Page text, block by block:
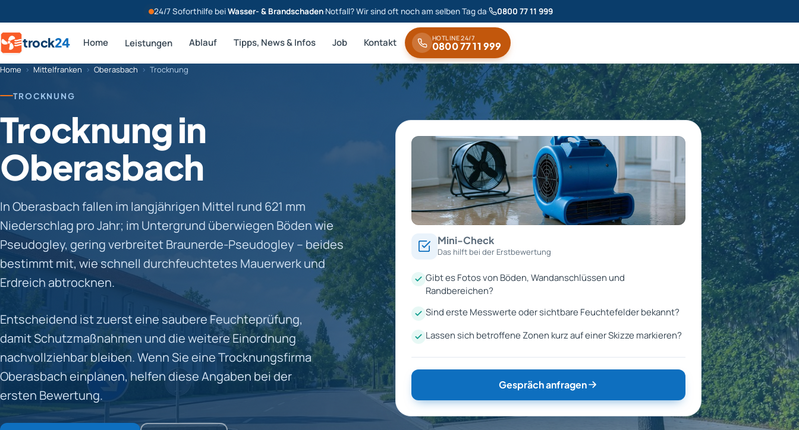
24/7 Soforthilfe beiWasser- & Brandschaden·Notfall? Wir sind oft noch am selben Tag da· 0800 77 11 999
trock24 Home Leistungen Ablauf Tipps, News & Infos Job Kontakt HOTLINE 24/7
0800 77 11 999
Home › Mittelfranken › Oberasbach › Trocknung
TROCKNUNG
Trocknung in
Oberasbach
In Oberasbach fallen im langjährigen Mittel rund 621 mm
Niederschlag pro Jahr; im Untergrund überwiegen Böden wie
Pseudogley, gering verbreitet Braunerde-Pseudogley – beides
bestimmt mit, wie schnell durchfeuchtetes Mauerwerk und
Erdreich abtrocknen.
Entscheidend ist zuerst eine saubere Feuchteprüfung,
damit Schutzmaßnahmen und die weitere Einordnung
nachvollziehbar bleiben. Wenn Sie eine Trocknungsfirma
Oberasbach einplanen, helfen diese Angaben bei der
ersten Bewertung.
Mini-Check
Das hilft bei der Erstbewertung
Gibt es Fotos von Böden, Wandanschlüssen und
Randbereichen?
Sind erste Messwerte oder sichtbare Feuchtefelder bekannt?
Lassen sich betroffene Zonen kurz auf einer Skizze markieren?
Gespräch anfragen